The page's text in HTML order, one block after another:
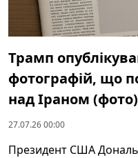
Трамп
фотографій, що
над Іраном (фото)
27.07.26 00:00
Президент США